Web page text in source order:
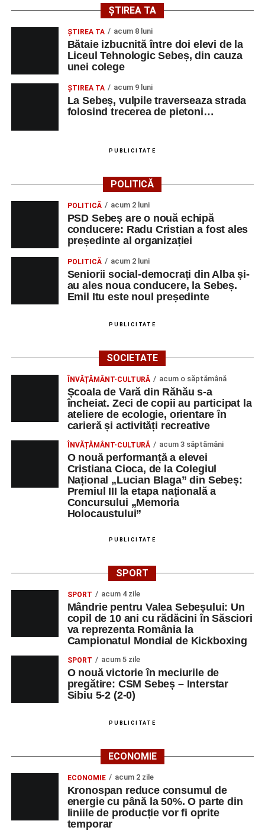
și de a lua parte la un veritabil schimb cultural prin
Adaugă-ne ca sursă preferată
Urmărește-ne pe Google News
cea de-a III-a ediție a concursului „CicloAventurier
Primul concert din cadrul String Symphonic Camp
2026 a adus emoție și aplauze la Sebeș
În luna august, cele mai recente lucrări ale lui Eugen
Măcinic pot fi admirate la Primăria Sebeș
ȘTIREA TA
ŞTIREA TA acum 8 luni
Bătaie izbucnită între doi elevi de la
Liceul Tehnologic Sebeș, din cauza
unei colege
ŞTIREA TA acum 9 luni
La Sebeș, vulpile traverseaza strada
folosind trecerea de pietoni…
PUBLICITATE
POLITICĂ
POLITICĂ acum 2 luni
PSD Sebeș are o nouă echipă
conducere: Radu Cristian a fost ales
președinte al organizației
POLITICĂ acum 2 luni
Seniorii social-democrați din Alba și-
au ales noua conducere, la Sebeș.
Emil Itu este noul președinte
PUBLICITATE
SOCIETATE
ÎNVĂȚĂMÂNT-CULTURĂ acum o săptămână
Școala de Vară din Răhău s-a
încheiat. Zeci de copii au participat la
ateliere de ecologie, orientare în
carieră și activități recreative
ÎNVĂȚĂMÂNT-CULTURĂ acum 3 săptămâni
O nouă performanță a elevei
Cristiana Cioca, de la Colegiul
Național „Lucian Blaga” din Sebeș:
Premiul III la etapa națională a
Concursului „Memoria
Holocaustului”
PUBLICITATE
SPORT
SPORT acum 4 zile
Mândrie pentru Valea Sebeșului: Un
copil de 10 ani cu rădăcini în Săsciori
va reprezenta România la
Campionatul Mondial de Kickboxing
SPORT acum 5 zile
O nouă victorie în meciurile de
pregătire: CSM Sebeș – Interstar
Sibiu 5-2 (2-0)
PUBLICITATE
ECONOMIE
ECONOMIE acum 2 zile
Kronospan reduce consumul de
energie cu până la 50%. O parte din
liniile de producție vor fi oprite
temporar